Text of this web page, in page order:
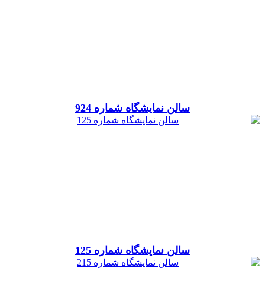
سالن نمایشگاه شماره 924
سالن نمایشگاه شماره 125